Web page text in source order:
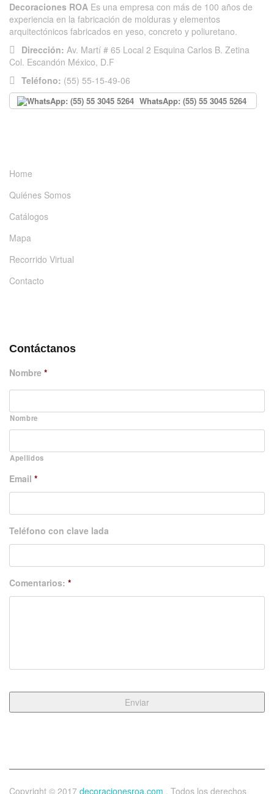
Decoraciones ROA Es una empresa con más de 100 años de
experiencia en la fabricación de molduras y elementos
arquitectónicos fabricados en yeso, concreto y poliuretano.
Dirección: Av. Martí # 65 Local 2 Esquina Carlos B. Zetina
Col. Escandón México, D.F
Teléfono: (55) 55-15-49-06
WhatsApp: (55) 55 3045 5264
Home
Quiénes Somos
Catálogos
Mapa
Recorrido Virtual
Contacto
Contáctanos
Nombre *
Nombre
Apellidos
Email *
Teléfono con clave lada
Comentarios: *
Copyright © 2017 decoracionesroa.com . Todos los derechos